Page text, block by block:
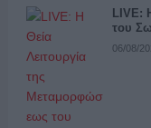
LIVE:
του
06/08/